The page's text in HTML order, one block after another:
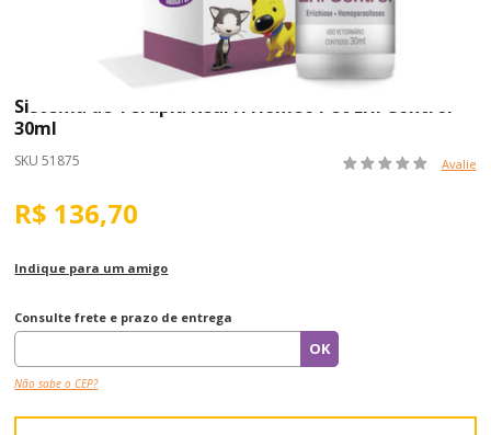
Sistema de Terapia Real H Homeo Pet Erli Control
30ml
SKU 51875 Avalie
R$ 136,70
Indique para um amigo
Consulte frete e prazo de entrega
Não sabe o CEP?